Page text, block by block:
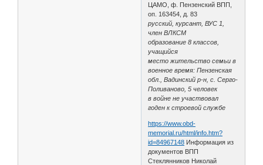
ЦАМО, ф. Пензенский ВПП,
оп. 163454, д. 83
русский, курсант, ВУС 1,
член ВЛКСМ
образование 8 классов,
учащийся
место жительство семьи в
военное время: Пензенская
обл., Вадинский р-н, с. Серго-
Поливаново, 5 человек
в войне не участвовал
годен к строевой службе
https://www.obd-
memorial.ru/html/info.htm?
id=84967148 Информация из
документов ВПП
Стеклянников Николай